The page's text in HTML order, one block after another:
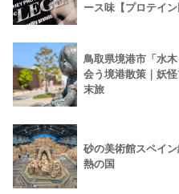
ース味【プロテイン
鳥取県境港市「水
会う境港散策｜妖
末旅
砂の美術館スペイ
熱の国